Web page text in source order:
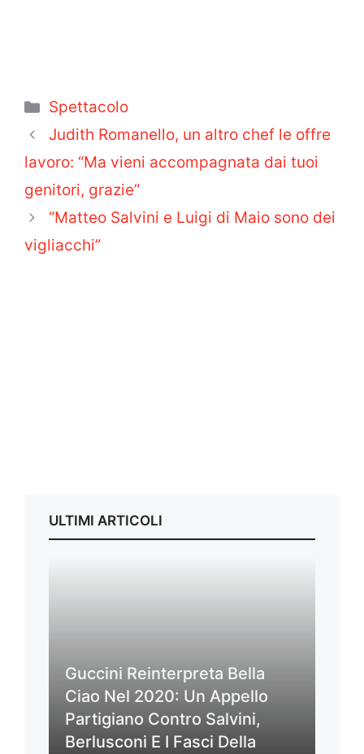
Categorie
Spettacolo
Judith Romanello, un altro chef le offre
lavoro: “Ma vieni accompagnata dai tuoi
genitori, grazie”
“Matteo Salvini e Luigi di Maio sono dei
vigliacchi”
ULTIMI ARTICOLI
Guccini Reinterpreta Bella
Ciao Nel 2020: Un Appello
Partigiano Contro Salvini,
Berlusconi E I Fasci Della